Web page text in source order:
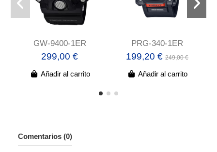
GW-9400-1ER
299,00 €
Añadir al carrito
PRG-340-1ER
199,20 €249,00 €
Añadir al carrito
Comentarios (0)